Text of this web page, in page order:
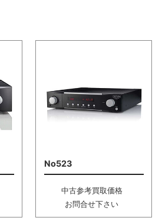
No523
中古参考買取価格
お問合せ下さい